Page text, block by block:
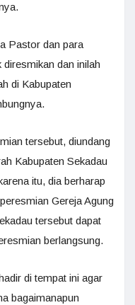
Pastor dan para
dan inilah
di Kabupaten
tersebut, diundang
Kabupaten Sekadau
itu, dia berharap
Gereja Agung
tersebut dapat
berlangsung.
di tempat ini agar
bagaimanapun